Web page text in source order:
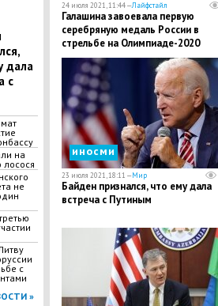
дала
с
на
лосося
не
с
»
24 июля 2021, 11:44 —Лайфстайл
Галашина завоевала первую
серебряную медаль России в
стрельбе на Олимпиаде-2020
иносми
23 июля 2021, 18:11 —Мир
Байден признался, что ему дала
встреча с Путиным